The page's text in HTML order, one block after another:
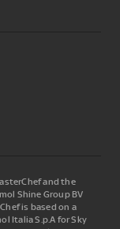
and the
Shine Group BV
is based on a
Italia S.p.A for Sky